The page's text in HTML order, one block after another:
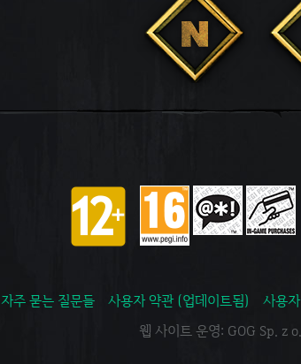
자주 묻는 질문들 사용자 약관 (업데이트됨) 사용
웹 사이트 운영: GOG Sp. z